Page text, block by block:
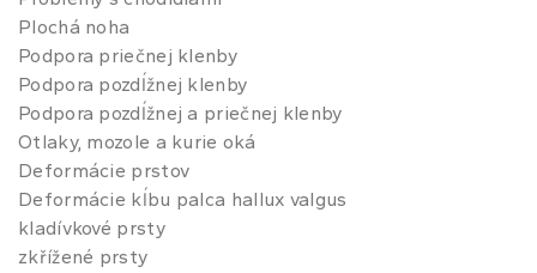
Plochá noha
Podpora priečnej klenby
Podpora pozdĺžnej klenby
Podpora pozdĺžnej a priečnej klenby
Otlaky, mozole a kurie oká
Deformácie prstov
Deformácie kĺbu palca hallux valgus
kladívkové prsty
zkřížené prsty